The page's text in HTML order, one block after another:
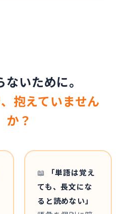
ないために。
抱えていません
か？
📖
「単語は覚え
ても、長文にな
ると読めない」